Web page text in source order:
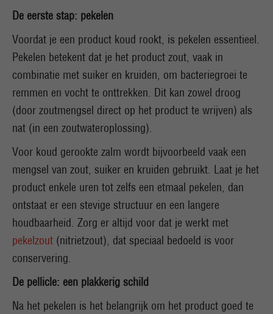
De eerste stap: pekelen
Voordat je een product koud rookt, is pekelen essentieel.
Pekelen betekent dat je het product zout, vaak in
combinatie met suiker en kruiden, om bacteriegroei te
remmen en vocht te onttrekken. Dit kan zowel droog
(door zoutmengsel direct op het product te wrijven) als
nat (in een zoutwateroplossing).
Voor koud gerookte zalm wordt bijvoorbeeld vaak een
mengsel van zout, suiker en kruiden gebruikt. Laat je het
product enkele uren tot zelfs een etmaal pekelen, dan
ontstaat er een stevige structuur en een langere
houdbaarheid. Zorg er altijd voor dat je werkt met
pekelzout (nitrietzout), dat speciaal bedoeld is voor
conservering.
De pellicle: een plakkerig schild
Na het pekelen is het belangrijk om het product goed te